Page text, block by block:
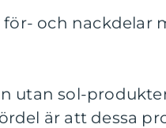
och nackdelar
utan sol-
är att dessa